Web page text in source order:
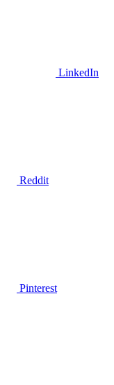
LinkedIn
Reddit
Pinterest